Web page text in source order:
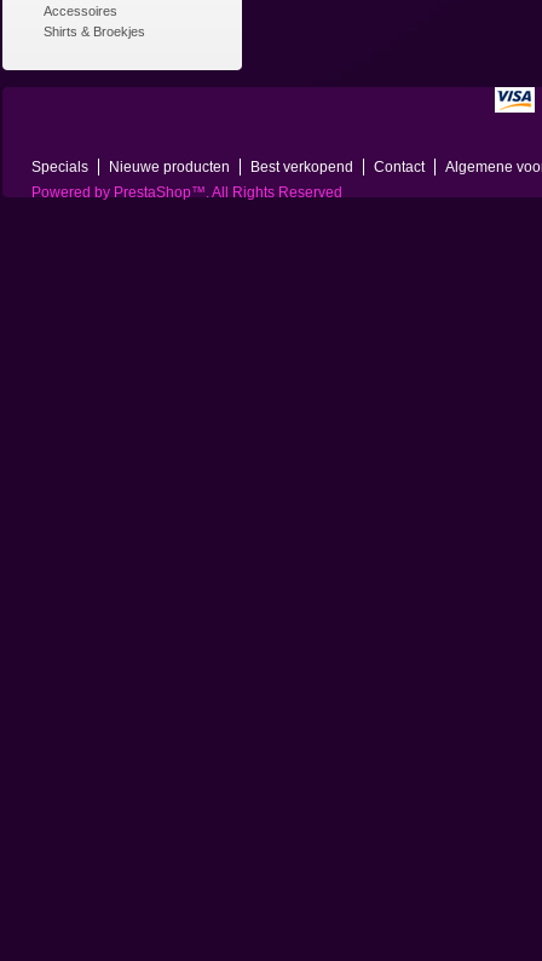
Accessoires
Shirts & Broekjes
Specials Nieuwe producten Best verkopend Contact
Algemene
Powered by PrestaShop™. All Rights Reserved